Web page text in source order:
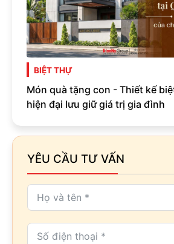
BIỆT THỰ
Món quà tặng con - Thiết kế
hiện đại lưu giữ giá trị gia đình
YÊU CẦU TƯ VẤN